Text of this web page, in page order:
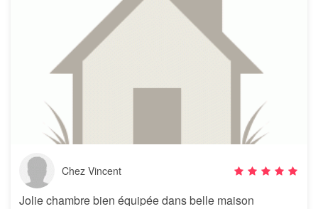
Chez Vincent
Jolie chambre bien équipée dans belle maison